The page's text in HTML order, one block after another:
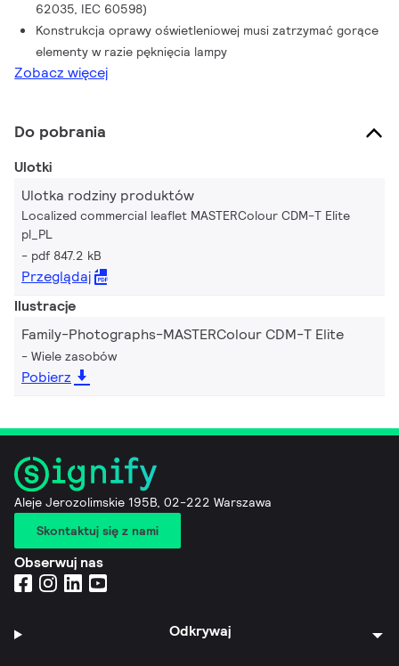
62035, IEC 60598)
Konstrukcja oprawy oświetleniowej musi zatrzymać gorące
elementy w razie pęknięcia lampy
Zobacz więcej
Do pobrania
Ulotki
Ulotka rodziny produktów
Localized commercial leaflet MASTERColour CDM-T Elite
pl_PL
pdf 847.2 kB
Przeglądaj
Ilustracje
Family-Photographs-MASTERColour CDM-T Elite
Wiele zasobów
Pobierz
Aleje Jerozolimskie 195B, 02-222 Warszawa
Skontaktuj się z nami
Obserwuj nas
Odkrywaj